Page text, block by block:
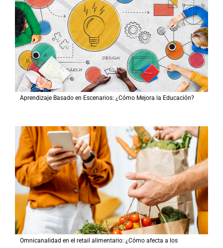
Aprendizaje Basado en Escenarios: ¿Cómo Mejora la Educación?
Omnicanalidad en el retail alimentario: ¿Cómo afecta a los